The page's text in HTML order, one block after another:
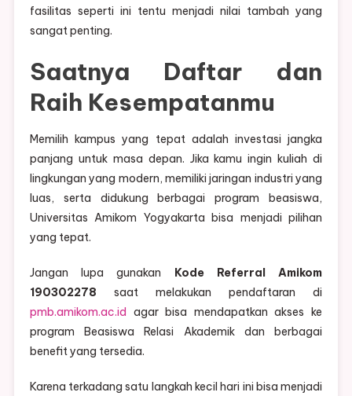
fasilitas seperti ini tentu menjadi nilai tambah yang
sangat penting.
Saatnya Daftar dan
Raih Kesempatanmu
Memilih kampus yang tepat adalah investasi jangka
panjang untuk masa depan. Jika kamu ingin kuliah di
lingkungan yang modern, memiliki jaringan industri yang
luas, serta didukung berbagai program beasiswa,
Universitas Amikom Yogyakarta bisa menjadi pilihan
yang tepat.
Jangan lupa gunakan Kode Referral Amikom
190302278 saat melakukan pendaftaran di
pmb.amikom.ac.id agar bisa mendapatkan akses ke
program Beasiswa Relasi Akademik dan berbagai
benefit yang tersedia.
Karena terkadang satu langkah kecil hari ini bisa menjadi